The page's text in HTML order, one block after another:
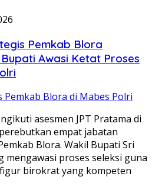
Pemkab Blora
Awasi Ketat Proses
Pemkab Blora di Mabes Polri
asesmen JPT Pratama di
empat jabatan
Blora. Wakil Bupati Sri
proses seleksi guna
birokrat yang kompeten